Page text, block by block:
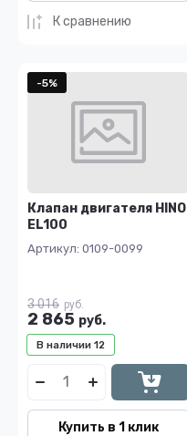
К сравнению
-5%
Клапан двигателя HINO
EL100
Артикул: 0109-0099
В наличии 12
3 016 руб.
2 865 руб.
Купить в 1 клик